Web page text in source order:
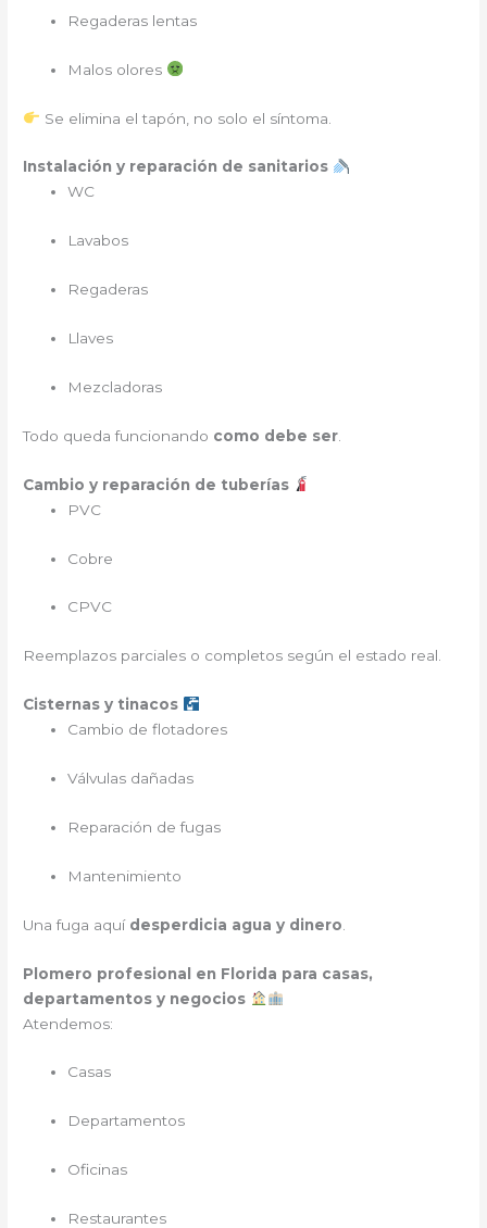
Regaderas lentas
Malos olores
Se elimina el tapón, no solo el síntoma.
Instalación y reparación de sanitarios
WC
Lavabos
Regaderas
Llaves
Mezcladoras
Todo queda funcionando como debe ser
Cambio y reparación de tuberías
PVC
Cobre
CPVC
Reemplazos parciales o completos según el estado real.
Cisternas y tinacos
Cambio de flotadores
Válvulas dañadas
Reparación de fugas
Mantenimiento
Una fuga aquí desperdicia agua y dinero
Plomero profesional en Florida para casas,
departamentos y negocios
Atendemos:
Casas
Departamentos
Oficinas
Restaurantes